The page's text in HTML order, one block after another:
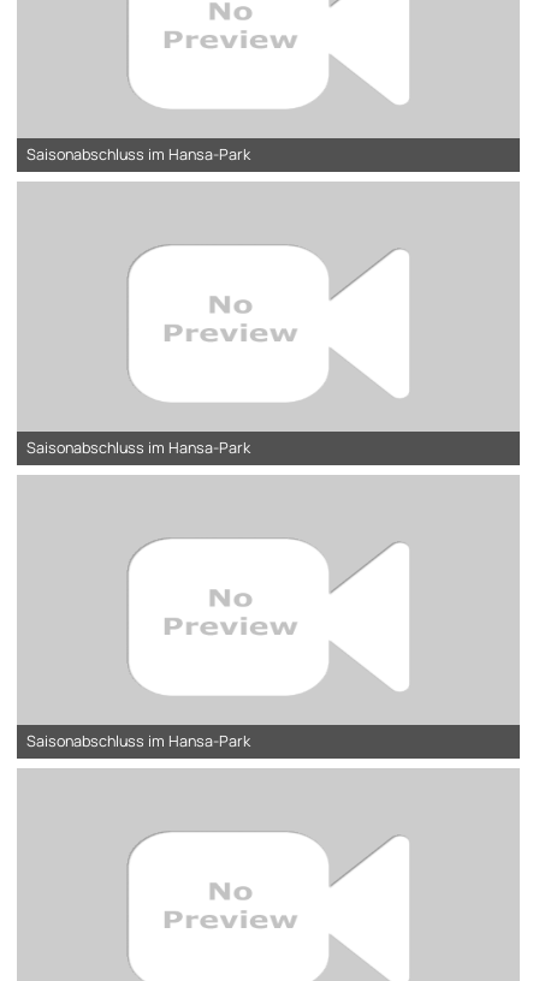
Saisonabschluss im Hansa-Park
Saisonabschluss im Hansa-Park
Saisonabschluss im Hansa-Park